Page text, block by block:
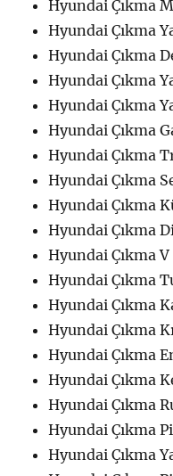
Hyundai Çıkma
Hyundai Çıkma
Hyundai Çıkma
Hyundai Çıkma
Hyundai Çıkma
Hyundai Çıkma
Hyundai Çıkma
Hyundai Çıkma
Hyundai Çıkma
Hyundai Çıkma
Hyundai Çıkma V
Hyundai Çıkma
Hyundai Çıkma
Hyundai Çıkma
Hyundai Çıkma
Hyundai Çıkma
Hyundai Çıkma
Hyundai Çıkma
Hyundai Çıkma